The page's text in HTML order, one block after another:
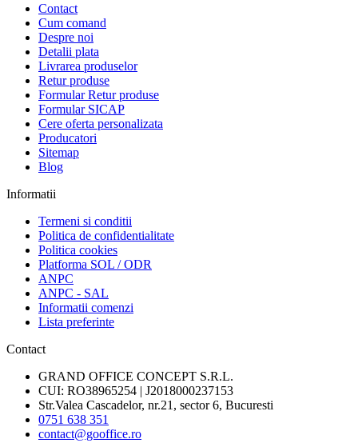
Contact
Cum comand
Despre noi
Detalii plata
Livrarea produselor
Retur produse
Formular Retur produse
Formular SICAP
Cere oferta personalizata
Producatori
Sitemap
Blog
Informatii
Termeni si conditii
Politica de confidentialitate
Politica cookies
Platforma SOL / ODR
ANPC
ANPC - SAL
Informatii comenzi
Lista preferinte
Contact
GRAND OFFICE CONCEPT S.R.L.
CUI: RO38965254 | J2018000237153
Str.Valea Cascadelor, nr.21, sector 6, Bucuresti
0751 638 351
contact@gooffice.ro